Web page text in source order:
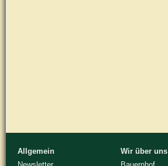
Allgemein
Wir über uns